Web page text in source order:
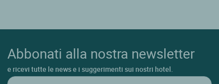
Abbonati alla nostra newsletter
e ricevi tutte le news e i suggerimenti sui nostri hotel.